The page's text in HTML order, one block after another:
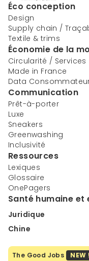
Éco conception
Design
Supply chain /
Textile & trims
Économie de la
Circularité / Services
Made in France
Data
Communication
Prêt-à-porter
Luxe
Sneakers
Greenwashing
Inclusivité
Ressources
Lexiques
Glossaire
OnePagers
Santé humaine
Juridique
Chine
The Good Jobs NEW !